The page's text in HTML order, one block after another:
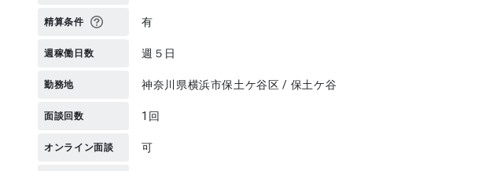
精算条件 有
週稼働日数 週５日
勤務地 神奈川県横浜市保土ケ谷区 / 保土ケ谷
面談回数 1回
オンライン面談 可